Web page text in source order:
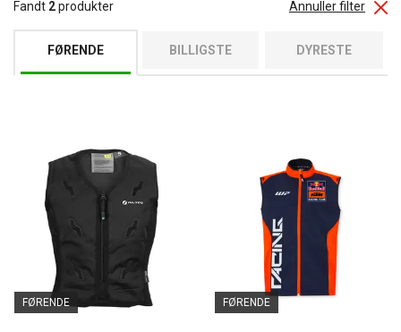
Køleveste- giver den nødvendige komfort, bekvemmelighed og
Annuller filter
Fandt 2produkter
FØRENDE BILLIGSTE DYRESTE
FØRENDE FØRENDE